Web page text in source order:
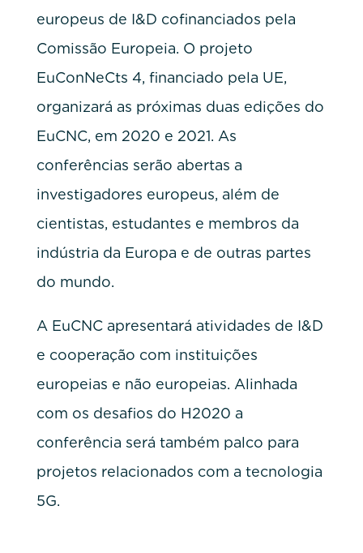
europeus de I&D cofinanciados pela
Comissão Europeia. O projeto
EuConNeCts 4, financiado pela UE,
organizará as próximas duas edições do
EuCNC, em 2020 e 2021. As
conferências serão abertas a
investigadores europeus, além de
cientistas, estudantes e membros da
indústria da Europa e de outras partes
do mundo.
A EuCNC apresentará atividades de I&D
e cooperação com instituições
europeias e não europeias. Alinhada
com os desafios do H2020 a
conferência será também palco para
projetos relacionados com a tecnologia
5G.